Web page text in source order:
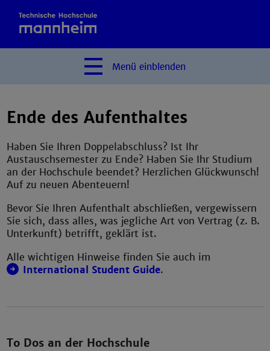
Menü einblenden
Ende des Aufenthaltes
Haben Sie Ihren Doppelabschluss? Ist Ihr
Austauschsemester zu Ende? Haben Sie Ihr Studium
an der Hochschule beendet? Herzlichen Glückwunsch!
Auf zu neuen Abenteuern!
Bevor Sie Ihren Aufenthalt abschließen, vergewissern
Sie sich, dass alles, was jegliche Art von Vertrag (z. B.
Unterkunft) betrifft, geklärt ist.
Alle wichtigen Hinweise finden Sie auch im
International Student Guide.
To Dos an der Hochschule